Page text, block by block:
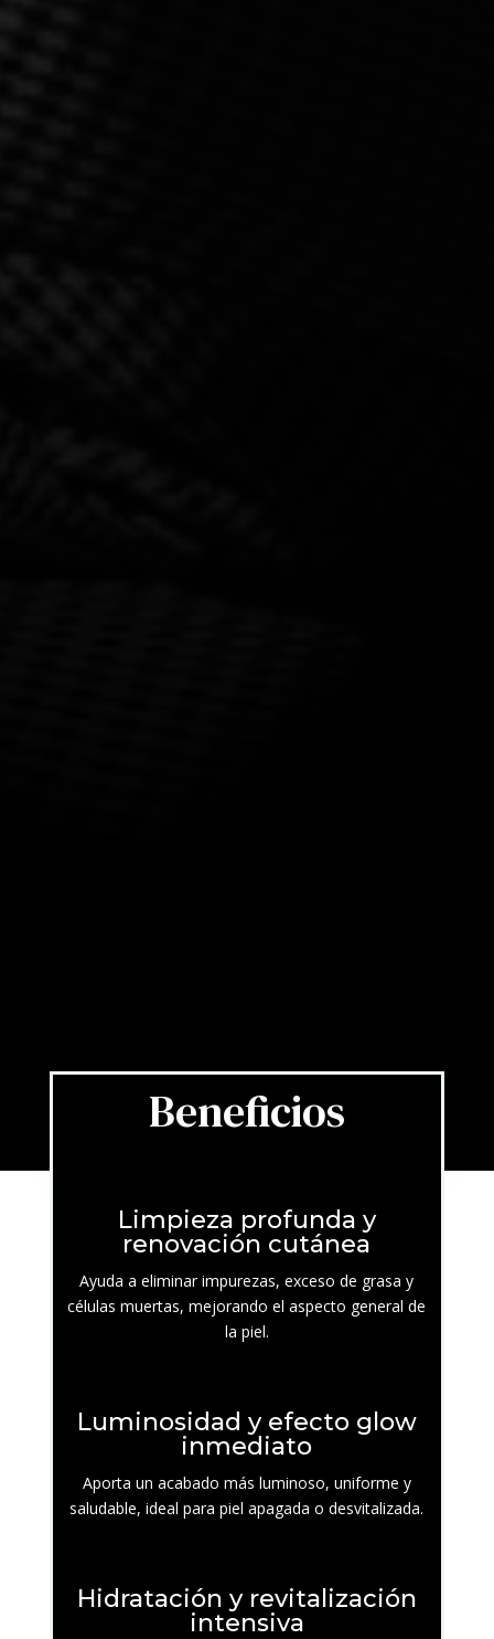
Beneficios
Limpieza profunda y
renovación cutánea
Ayuda a eliminar impurezas, exceso de grasa y
células muertas, mejorando el aspecto general de
la piel.
Luminosidad y efecto glow
inmediato
Aporta un acabado más luminoso, uniforme y
saludable, ideal para piel apagada o desvitalizada.
Hidratación y revitalización
intensiva